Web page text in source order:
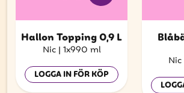
Hallon Topping 0,9 L
Nic | 1x990 ml
LOGGA IN FÖR KÖP
Nic